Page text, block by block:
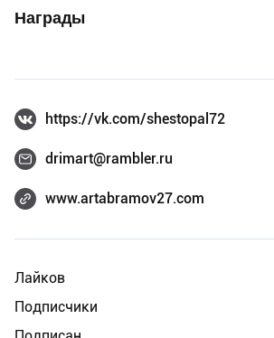
Награды
Лайков
Подписчики
https://vk.com/shestopal72
drimart@rambler.ru
www.artabramov27.com